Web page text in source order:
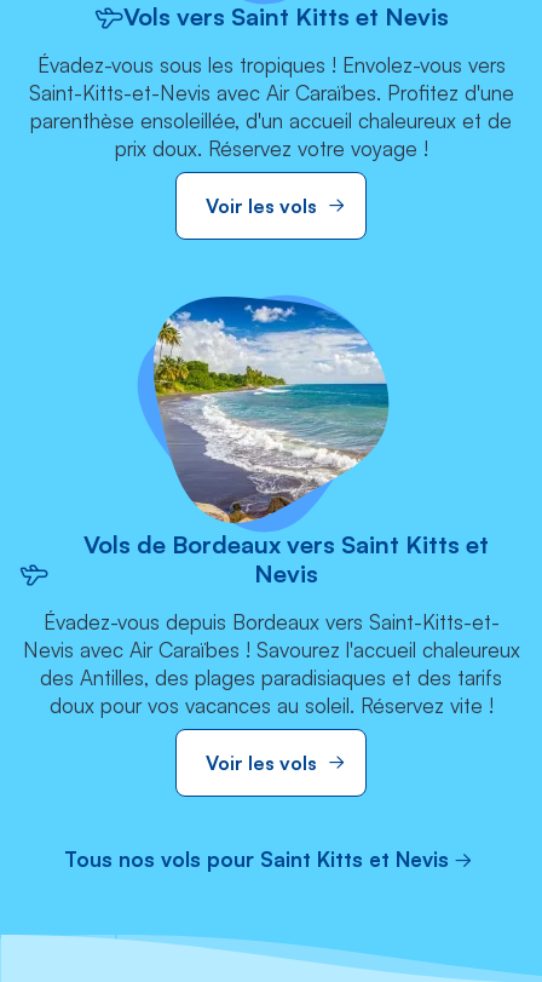
Vols vers Saint Kitts et Nevis
Évadez-vous sous les tropiques ! Envolez-vous vers
Saint-Kitts-et-Nevis avec Air Caraïbes. Profitez d'une
parenthèse ensoleillée, d'un accueil chaleureux et de
prix doux. Réservez votre voyage !
Voir les vols
Vols de Bordeaux vers Saint Kitts et
Nevis
Évadez-vous depuis Bordeaux vers Saint-Kitts-et-
Nevis avec Air Caraïbes ! Savourez l'accueil chaleureux
des Antilles, des plages paradisiaques et des tarifs
doux pour vos vacances au soleil. Réservez vite !
Voir les vols
Tous nos vols pour Saint Kitts et Nevis